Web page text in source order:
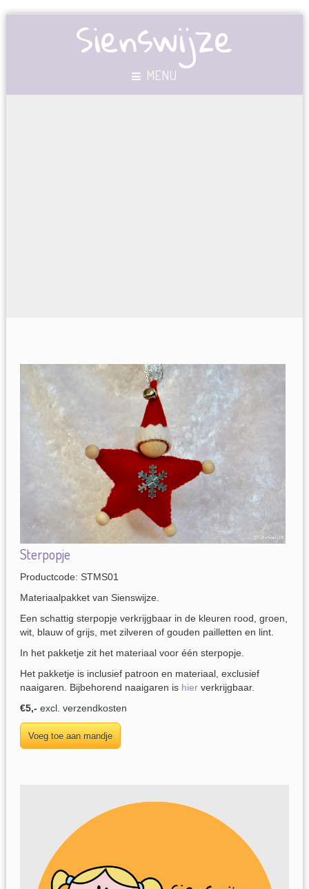
Sienswijze
MENU
Sterpopje
Productcode: STMS01
Materiaalpakket van Sienswijze.
Een schattig sterpopje verkrijgbaar in de kleuren rood, groen,
wit, blauw of grijs, met zilveren of gouden pailletten en lint.
In het pakketje zit het materiaal voor één sterpopje.
Het pakketje is inclusief patroon en materiaal, exclusief
naaigaren. Bijbehorend naaigaren is hierverkrijgbaar.
€5,- excl. verzendkosten